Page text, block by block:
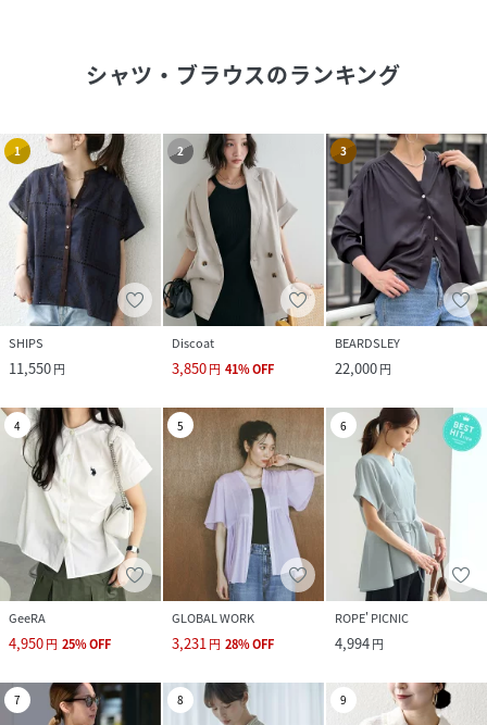
シャツ・ブラウスのランキング
1
SHIPS
11,550円
2
Discoat
3,850円 41%OFF
3
BEARDSLEY
22,000円
4
GeeRA
4,950円 25%OFF
5
GLOBAL WORK
3,231円 28%OFF
6
ROPE' PICNIC
4,994円
7 8 9